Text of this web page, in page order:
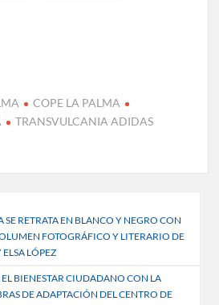
COPE LA PALMA
TRANSVULCANIA ADIDAS
SE RETRATA EN BLANCO Y NEGRO CON
FOTOGRÁFICO Y LITERARIO DE
LÓPEZ
BIENESTAR CIUDADANO CON LA
DE ADAPTACIÓN DEL CENTRO DE